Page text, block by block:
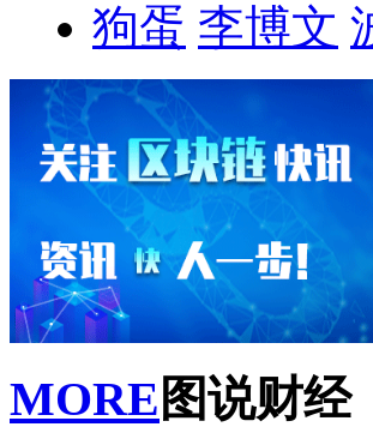
狗蛋 李博文
MORE 图说财经